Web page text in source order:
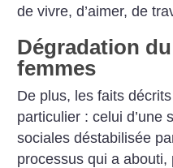
de vivre, d’aimer, de
Dégradation
femmes
De plus, les faits
particulier : celui d’une
sociales déstabilisée
processus qui a